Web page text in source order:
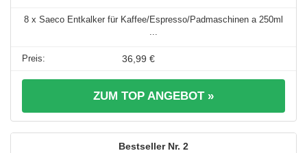
8 x Saeco Entkalker für Kaffee/Espresso/Padmaschinen a 250ml
...
36,99 €
ZUM TOP ANGEBOT »
2